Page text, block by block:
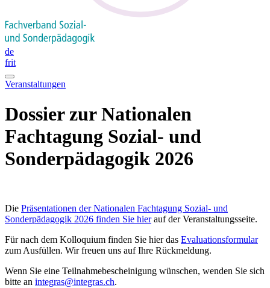
de
frit
Veranstaltungen
Dossier zur Nationalen
Fachtagung Sozial- und
Sonderpädagogik 2026
Die Präsentationen der Nationalen Fachtagung Sozial- und
Sonderpädagogik 2026 finden Sie hierauf der Veranstaltungsseite.
Für nach dem Kolloquium finden Sie hier das Evaluationsformular
zum Ausfüllen. Wir freuen uns auf Ihre Rückmeldung.
Wenn Sie eine Teilnahmebescheinigung wünschen, wenden Sie sich
bitte an integras@integras.ch.